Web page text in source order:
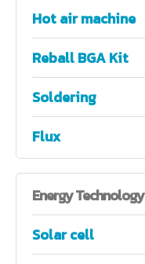
Hot air machine
Reball BGA Kit
Soldering
Flux
EnergyTechnology
Solar cell